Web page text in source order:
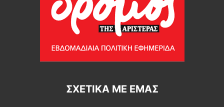
ΣΧΕΤΙΚΆ ΜΕ ΕΜΆΣ